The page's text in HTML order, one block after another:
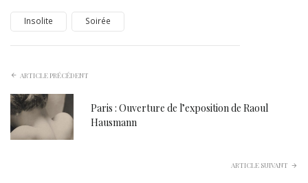
Insolite Soirée
ARTICLE PRÉCÉDENT
Paris : Ouverture de l’exposition de Raoul
Hausmann
ARTICLE SUIVANT